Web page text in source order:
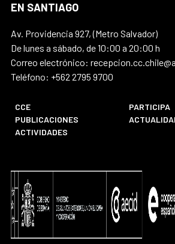
EN SANTIAGO
Av. Providencia 927, (Metro Salvador)
De lunes a sábado, de 10:00 a 20:00 h
Correo electrónico:
Teléfono: +562 2795 9700
CCE
PARTICIPA
PUBLICACIONES
ACTIVIDADES